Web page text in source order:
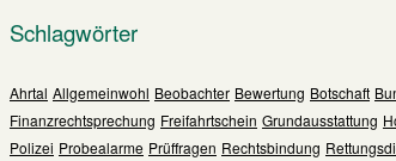
Schlagwörter
Ahrtal Allgemeinwohl Beobachter Bewertung Botschaft
Finanzrechtsprechung Freifahrtschein Grundausstattung
Polizei Probealarme Prüffragen Rechtsbindung